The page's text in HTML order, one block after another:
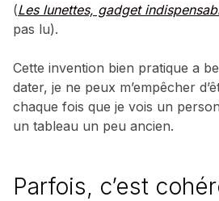
(Les lunettes, gadget
pas lu).
Cette invention bien pratique a
dater, je ne peux m’empêcher
chaque fois que je vois un
un tableau un peu ancien.
Parfois, c’est